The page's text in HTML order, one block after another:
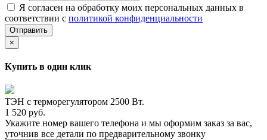
Я согласен на обработку моих персональных данных в
соответствии с политикой конфиденциальности
Отправить
×
Купить в один клик
ТЭН c терморегулятором 2500 Вт.
1 520 руб.
Укажите номер вашего телефона и мы оформим заказ за вас,
уточнив все детали по предварительному звонку